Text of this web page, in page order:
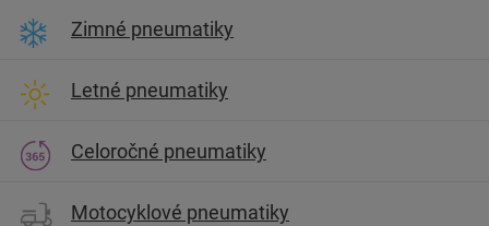
Zimné pneumatiky
Letné pneumatiky
Celoročné pneumatiky
Motocyklové pneumatiky